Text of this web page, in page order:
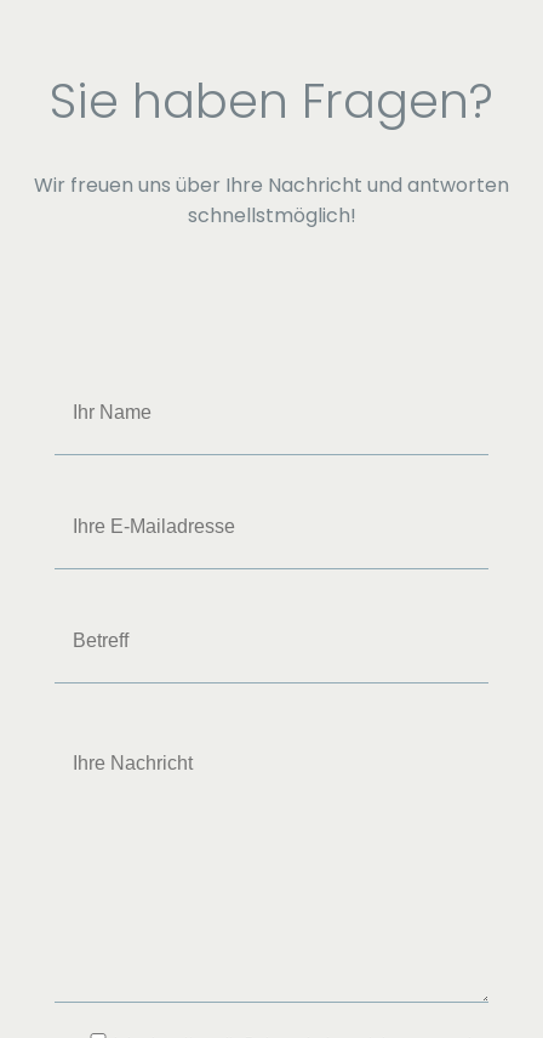
Sie haben Fragen?
Wir freuen uns über Ihre Nachricht und antworten
schnellstmöglich!